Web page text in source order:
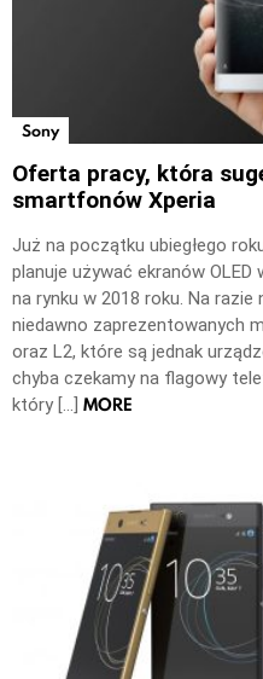
Sony
Oferta pracy, która
smartfonów Xperia
Już na początku ubiegłego
planuje używać ekranów
na rynku w 2018 roku. Na
niedawno zaprezentowanych
oraz L2, które są jednak
chyba czekamy na flagowy
który […] MORE